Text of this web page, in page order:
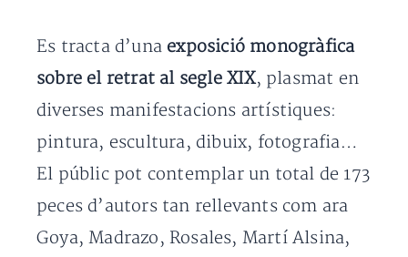
Es tracta d’una exposició monogràfica
sobre el retrat al segle XIX, plasmat en
diverses manifestacions artístiques:
pintura, escultura, dibuix, fotografia…
El públic pot contemplar un total de 173
peces d’autors tan rellevants com ara
Goya, Madrazo, Rosales, Martí Alsina,